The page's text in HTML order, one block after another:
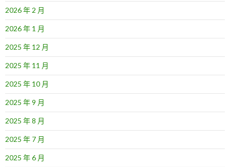
2026 年 2 月
2026 年 1 月
2025 年 12 月
2025 年 11 月
2025 年 10 月
2025 年 9 月
2025 年 8 月
2025 年 7 月
2025 年 6 月